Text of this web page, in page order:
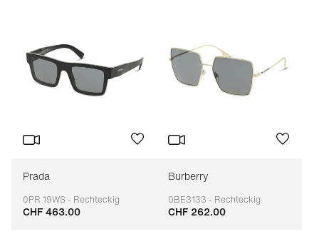
Prada
0PR 19WS - Rechteckig
Anpassbar
CHF 463.00
Burberry
0BE3133 - Rechteckig
Anpassbar
CHF 262.00